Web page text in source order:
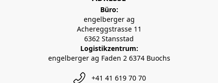
Büro:
engelberger ag
Achereggstrasse 11
6362 Stansstad
Logistikzentrum:
engelberger ag Faden 2 6374 Buochs
+41 41 619 70 70